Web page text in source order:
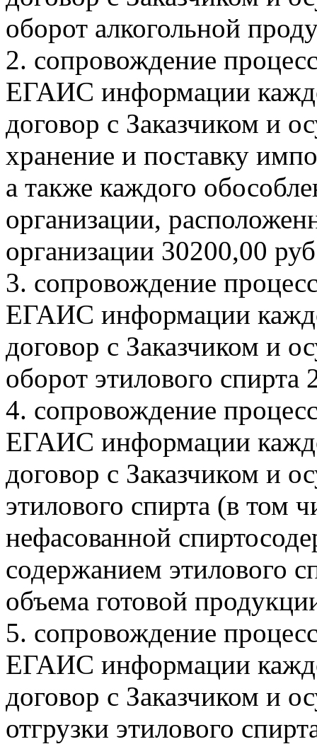
оборот алкогольной
2. сопровождение
ЕГАИС информации
договор с Заказчиком и
хранение и поставку
а также каждого
организации,
организации 30200,00
3. сопровождение
ЕГАИС информации
договор с Заказчиком и
оборот этилового спирта
4. сопровождение
ЕГАИС информации
договор с Заказчиком и
этилового спирта (в том
нефасованной
содержанием этилового
объема готовой
5. сопровождение
ЕГАИС информации
договор с Заказчиком и
отгрузки этилового